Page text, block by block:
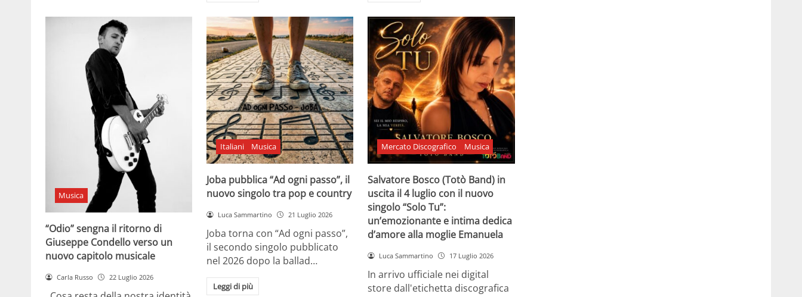
Musica
“Odio” sengna il ritorno di
Giuseppe Condello verso un
nuovo capitolo musicale
Carla Russo 22 Luglio 2026
Italiani Musica
Joba pubblica “Ad ogni passo”, il
nuovo singolo tra pop e country
Luca Sammartino 21 Luglio 2026
Joba torna con “Ad ogni passo”,
il secondo singolo pubblicato
nel 2026 dopo la ballad…
Leggi di più
Mercato Discografico Musica
Salvatore Bosco (Totò Band) in
uscita il 4 luglio con il nuovo
singolo “Solo Tu”:
un’emozionante e intima dedica
d’amore alla moglie Emanuela
Luca Sammartino 17 Luglio 2026
In arrivo ufficiale nei digital
store dall'etichetta discografica